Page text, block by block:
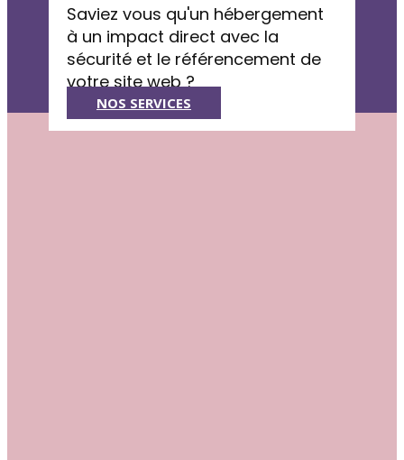
Saviez vous qu'un hébergement
à un impact direct avec la
sécurité et le référencement de
votre site web ?
NOS SERVICES